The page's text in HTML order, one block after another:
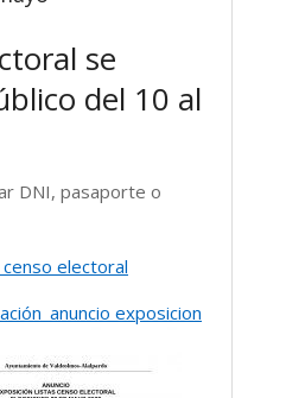
se
del 10 al
DNI, pasaporte o
electoral
exposicion